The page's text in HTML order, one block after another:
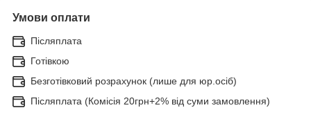
Умови оплати
Післяплата
Готівкою
Безготівковий розрахунок (лише для юр.осіб)
Післяплата (Комісія 20грн+2% від суми замовлення)